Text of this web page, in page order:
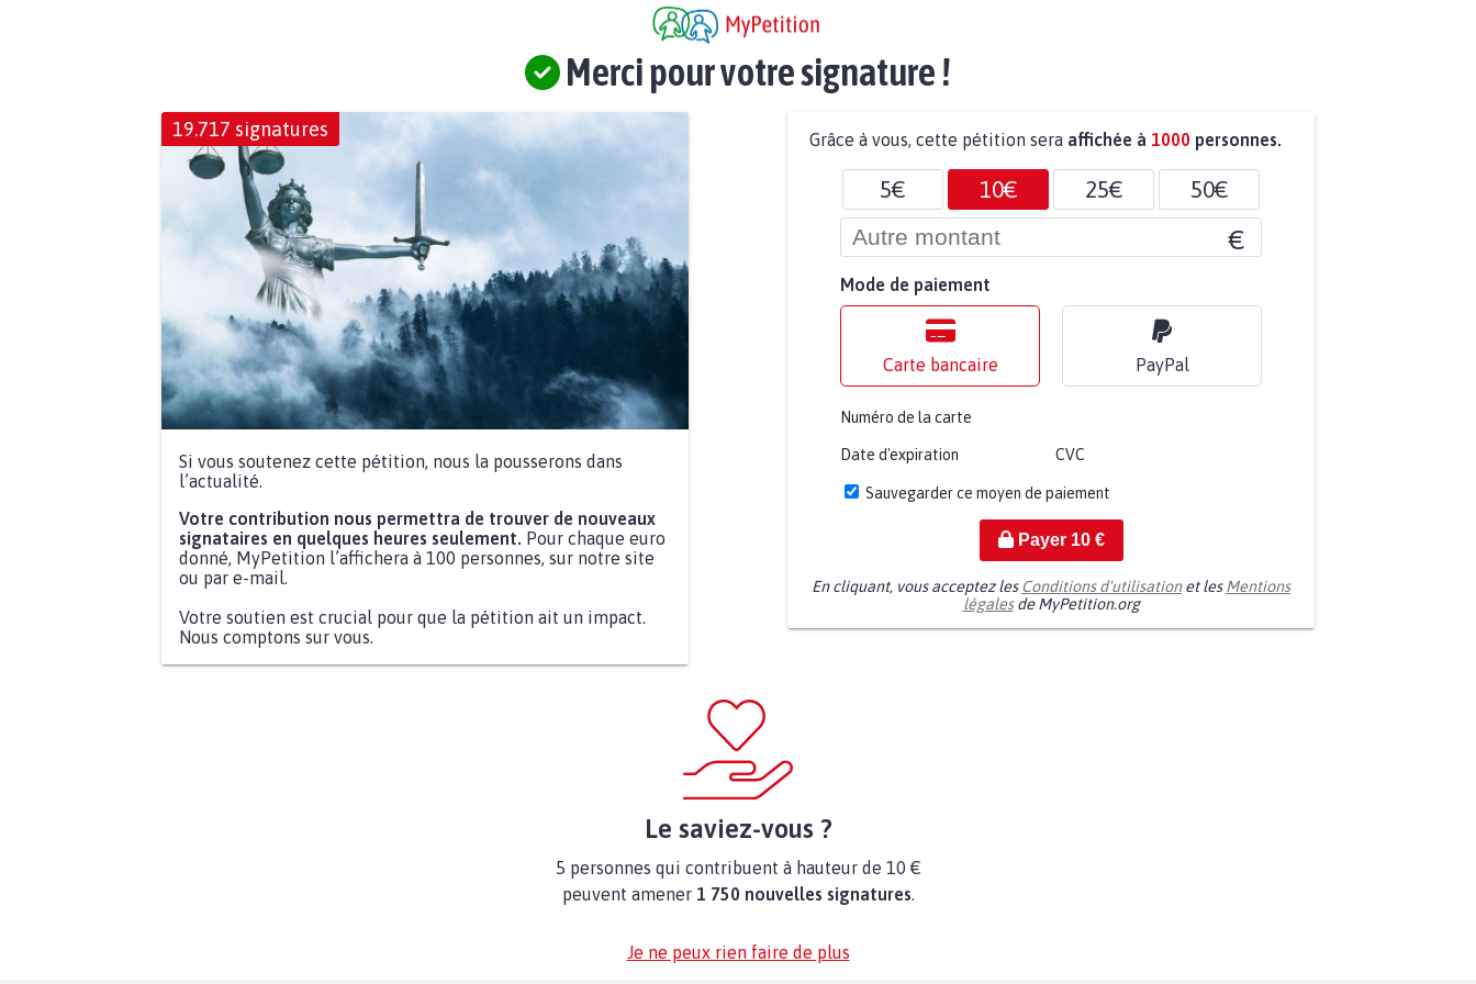
Merci pour votre signature !
19.717 signatures
Si vous soutenez cette pétition, nous la pousserons dans
l’actualité.
Votre contribution nous permettra de trouver de nouveaux
signataires en quelques heures seulement. Pour chaque euro
donné, MyPetition l’affichera à 100 personnes, sur notre site
ou par e-mail.
Votre soutien est crucial pour que la pétition ait un impact.
Nous comptons sur vous.
Grâce à vous, cette pétition sera affichée à 1000 personnes.
5€ 10€ 25€ 50€
€
Mode de paiement
Carte bancaire PayPal
Numéro de la carte
Date d'expiration CVC
Sauvegarder ce moyen de paiement
Payer 10€
En cliquant, vous acceptez les Conditions d'utilisationet lesMentions
légalesde MyPetition.org
Le saviez-vous ?
5 personnes qui contribuent à hauteur de 10 €
peuvent amener 1 750 nouvelles signatures.
Je ne peux rien faire de plus